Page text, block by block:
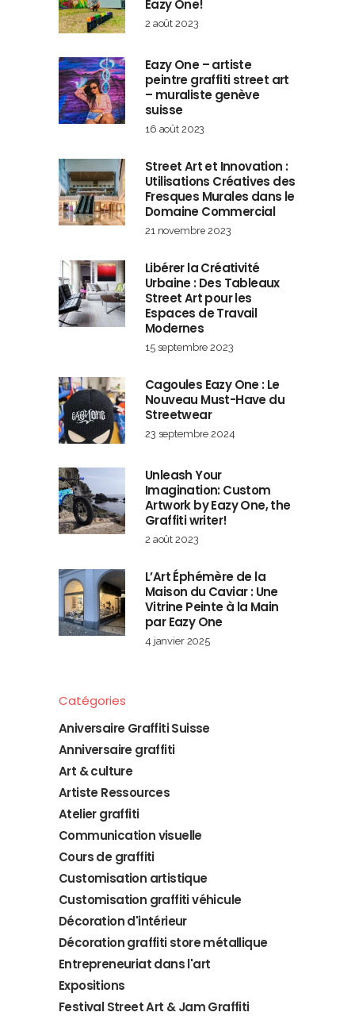
Eazy One!
2 août 2023
Eazy One – artiste
peintre graffiti street art
– muraliste genève
suisse
16 août 2023
Street Art et Innovation :
Utilisations Créatives des
Fresques Murales dans le
Domaine Commercial
21 novembre 2023
Libérer la Créativité
Urbaine : Des Tableaux
Street Art pour les
Espaces de Travail
Modernes
15 septembre 2023
Cagoules Eazy One : Le
Nouveau Must-Have du
Streetwear
23 septembre 2024
Unleash Your
Imagination: Custom
Artwork by Eazy One, the
Graffiti writer!
2 août 2023
L’Art Éphémère de la
Maison du Caviar : Une
Vitrine Peinte à la Main
par Eazy One
4 janvier 2025
Catégories
Aniversaire Graffiti Suisse
Anniversaire graffiti
Art & culture
Artiste Ressources
Atelier graffiti
Communication visuelle
Cours de graffiti
Customisation artistique
Customisation graffiti véhicule
Décoration d'intérieur
Décoration graffiti store métallique
Entrepreneuriat dans l'art
Expositions
Festival Street Art & Jam Graffiti